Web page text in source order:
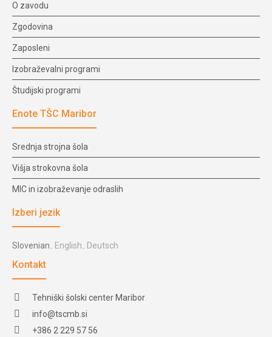
O zavodu
Zgodovina
Zaposleni
Izobraževalni programi
Študijski programi
Enote TŠC Maribor
Srednja strojna šola
Višja strokovna šola
MIC in izobraževanje odraslih
Izberi jezik
Slovenian English Deutsch
Kontakt
Tehniški šolski center Maribor
info@tscmb.si
+386 2 229 57 56